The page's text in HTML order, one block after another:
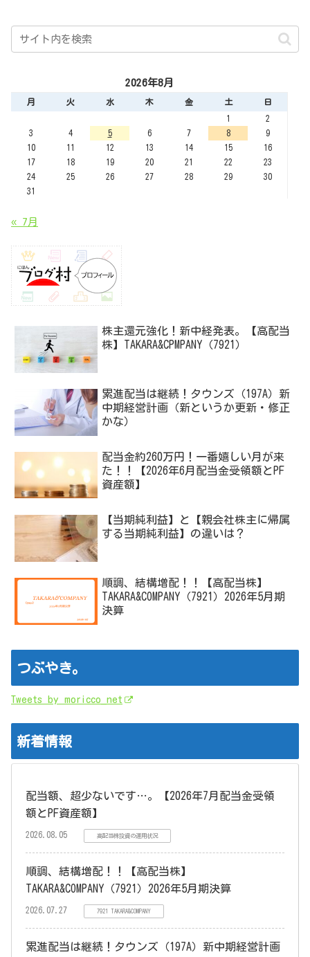
2026年8月
月 火 水 木 金 土
日
1
2
3
4 5 6 7 8
9
10
11 12 13 14 15
16
17
18 19 20 21 22
23
24
25 26 27 28 29
30
31
« 7月
株主還元強化！新中経発表。【高配当
株】TAKARA&CPMPANY（7921）
累進配当は継続！タウンズ（197A）新
中期経営計画（新というか更新・修正
かな）
配当金約260万円！一番嬉しい月が来
た！！【2026年6月配当金受領額とPF
資産額】
【当期純利益】と【親会社株主に帰属
する当期純利益】の違いは？
順調、結構増配！！【高配当株】
TAKARA&COMPANY（7921）2026年5月期
決算
つぶやき。
Tweets by moricco_net
新着情報
配当額、超少ないです…。【2026年7月配当金受領
額とPF資産額】
2026.08.05 高配当株投資の運用状況
順調、結構増配！！【高配当株】
TAKARA&COMPANY（7921）2026年5月期決算
2026.07.27 7921 TAKARA&COMPANY
累進配当は継続！タウンズ（197A）新中期経営計画